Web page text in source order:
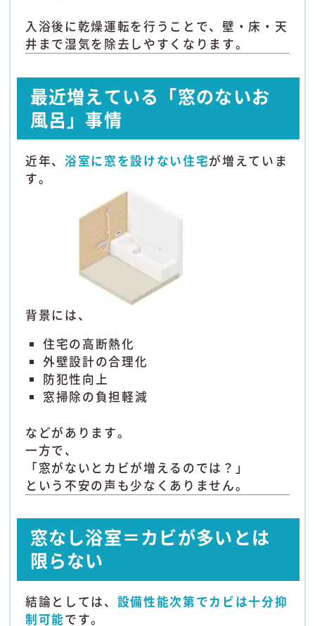
入浴後に乾燥運転を行うことで、壁・床・天
井まで湿気を除去しやすくなります。
最近増えている「窓のないお
風呂」事情
近年、 浴室に窓を設けない住宅が増えていま
す。
背景には、
住宅の高断熱化
外壁設計の合理化
防犯性向上
窓掃除の負担軽減
などがあります。
一方で、
「窓がないとカビが増えるのでは？」
という不安の声も少なくありません。
窓なし浴室＝カビが多いとは
限らない
結論としては、 設備性能次第でカビは十分抑
制可能です。